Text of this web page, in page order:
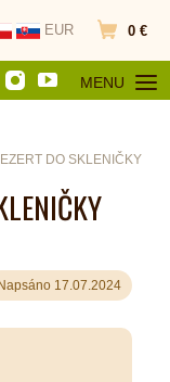
EUR
Přejít do
0 €
MENU
OTEVŘÍT
DO SKLENIČKY
17.07.2024